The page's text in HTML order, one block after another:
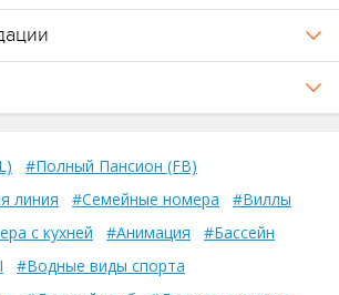
Iru Veli,Sun Siyam Iru Fushi,Siyam World
#Полный Пансион (FB)
линия
#Семейные номера
#Виллы
с кухней #Анимация
#Бассейн
#Водные виды спорта